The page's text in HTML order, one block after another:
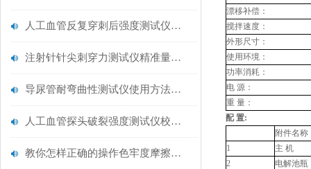
人工血管反复穿刺后强度测试仪是什么？透析患者的“生命管“质量靠它把关！
注射针针尖刺穿力测试仪精准量化针尖锋利度，构筑临床安全防线
导尿管耐弯曲性测试仪使用方法与操作规范
人工血管探头破裂强度测试仪校准规范：精准赋能医疗安全的技术基准
教你怎样正确的操作色牢度摩擦测试机
漂移补偿：
搅拌速度：
外形尺寸：
使用环境：
功率消耗：
电 源：
重 量：
配置:
附件名称
1
主 机
2
电解池瓶